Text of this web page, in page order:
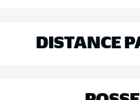
DISTANCE